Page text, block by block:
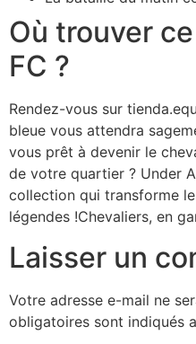
Où trouver
FC ?
Rendez-vous sur
bleue vous attendra
vous prêt à devenir le
de votre quartier ? Under
collection qui transforme
légendes !Chevaliers, en
Laisser un
Votre adresse e-mail ne
obligatoires sont indiqués